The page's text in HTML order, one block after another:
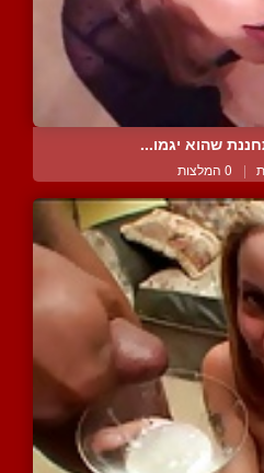
שהוא יגמו...
| 0 המלצות